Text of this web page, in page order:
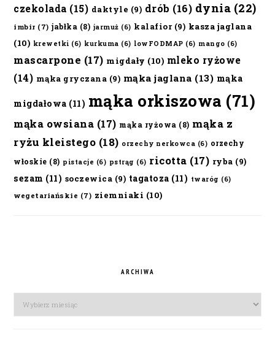
czekolada (15) daktyle (9) drób (16) dynia (22)
imbir (7) jabłka (8) jarmuż (6) kalafior(9) kasza jaglana
(10) krewetki (6) kurkuma (6) lowFODMAP (6) mango (6)
mascarpone (17) migdały (10) mleko ryżowe
(14) mąka gryczana (9) mąka jaglana (13) mąka
migdałowa (11) mąka orkiszowa (71)
mąka owsiana (17) mąka ryżowa (8) mąka z
ryżu kleistego (18) orzechy nerkowca (6) orzechy
włoskie (8) pistacje (6) pstrąg (6) ricotta (17) ryba (9)
sezam (11) soczewica (9) tagatoza (11) twaróg (6)
wegetariańskie (7) ziemniaki (10)
ARCHIWA
Archiwa